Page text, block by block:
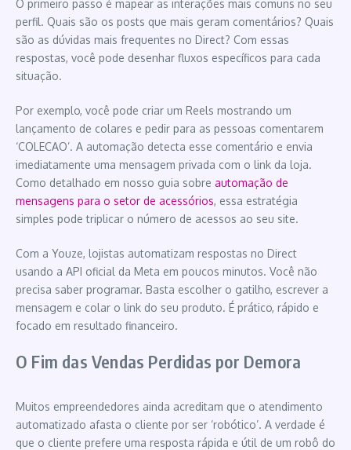
O primeiro passo é mapear as interações mais comuns no seu
perfil. Quais são os posts que mais geram comentários? Quais
são as dúvidas mais frequentes no Direct? Com essas
respostas, você pode desenhar fluxos específicos para cada
situação.
Por exemplo, você pode criar um Reels mostrando um
lançamento de colares e pedir para as pessoas comentarem
‘COLECAO’. A automação detecta esse comentário e envia
imediatamente uma mensagem privada com o link da loja.
Como detalhado em nosso guia sobre automação de
mensagens para o setor de acessórios, essa estratégia
simples pode triplicar o número de acessos ao seu site.
Com a Youze, lojistas automatizam respostas no Direct
usando a API oficial da Meta em poucos minutos. Você não
precisa saber programar. Basta escolher o gatilho, escrever a
mensagem e colar o link do seu produto. É prático, rápido e
focado em resultado financeiro.
O Fim das Vendas Perdidas por Demora
Muitos empreendedores ainda acreditam que o atendimento
automatizado afasta o cliente por ser ‘robótico’. A verdade é
que o cliente prefere uma resposta rápida e útil de um robô do